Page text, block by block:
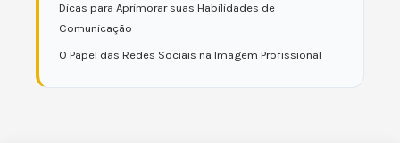
Dicas para Aprimorar suas Habilidades de
Comunicação
O Papel das Redes Sociais na Imagem Profissional